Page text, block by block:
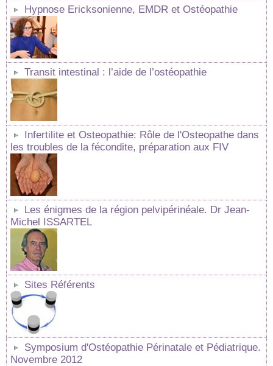
Hypnose Ericksonienne, EMDR et Ostéopathie
Transit intestinal : l’aide de l’ostéopathie
Infertilite et Osteopathie: Rôle de l'Osteopathe dans
les troubles de la fécondite, préparation aux FIV
Les énigmes de la région pelvipérinéale. Dr Jean-
Michel ISSARTEL
Sites Référents
Symposium d'Ostéopathie Périnatale et Pédiatrique.
Novembre 2012